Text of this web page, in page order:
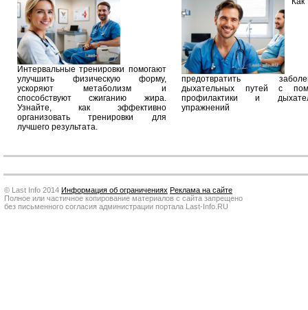
Интервальные тренировки помогают
улучшить физическую форму,
ускоряют метаболизм и
способствуют сжиганию жира.
Узнайте, как эффективно
организовать тренировки для
лучшего результата.
предотвратить
дыхательных путей с
профилактики и
упражнений
© Last Info 2014 Информация об ограничениях Реклама на сайте
Полное или частичное копирование материалов с сайта запрещено
без письменного согласия администрации портала Last-Info.RU